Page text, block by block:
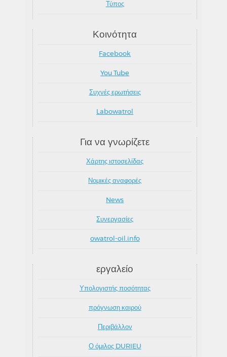
Τύπος
Κοινότητα
Facebook
You Tube
Συχνές ερωτήσεις
Labowatrol
Για να γνωρίζετε
Χάρτης ιστοσελίδας
Νομικές αναφορές
News
Συνεργασίες
owatrol-oil.info
εργαλείο
Υπολογιστής ποσότητας
πρόγνωση καιρού
Περιβάλλον
Ο όμιλος DURIEU